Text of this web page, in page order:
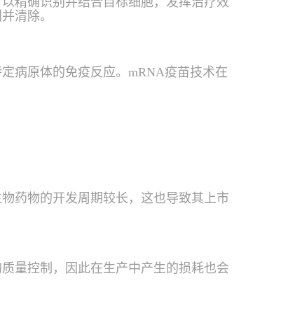
清除。
病原体的免疫反应。mRNA疫苗技术在
药物的开发周期较长，这也导致其上市
量控制，因此在生产中产生的损耗也会